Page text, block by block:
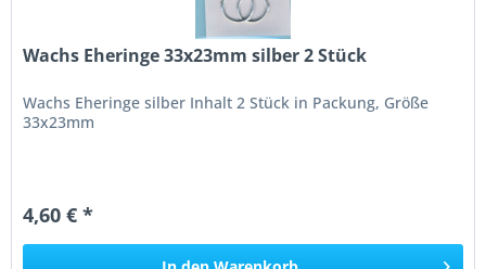
Wachs Eheringe 33x23mm silber 2 Stück
Wachs Eheringe silber Inhalt 2 Stück in Packung, Größe
33x23mm
4,60 € *